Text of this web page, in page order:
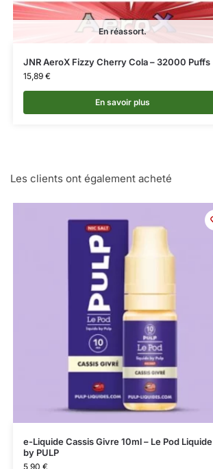
En réassort.
JNR AeroX Fizzy Cherry Cola – 32000 Puffs
15,89 €
En savoir plus
Les clients ont également acheté
e-Liquide Cassis Givre 10ml – Le Pod Liquide
by PULP
5,90 €